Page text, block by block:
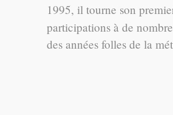
1995, il tourne son
participations à de
des années folles de la